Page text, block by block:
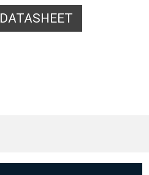
DATASHEET